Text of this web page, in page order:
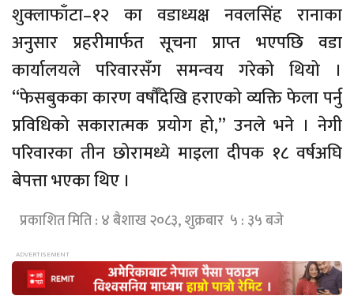
शुक्लाफाँटा–१२ का वडाध्यक्ष नवलसिंह रानाका
अनुसार प्रहरीमार्फत सूचना प्राप्त भएपछि वडा
कार्यालयले परिवारसँग समन्वय गरेको थियो ।
“फेसबुकका कारण वर्षौँदेखि हराएको व्यक्ति फेला पर्नु
प्रविधिको सकारात्मक प्रयोग हो,” उनले भने । नेगी
परिवारका तीन छोरामध्ये माइला दीपक १८ वर्षअघि
बेपत्ता भएका थिए ।
प्रकाशित मिति : ४ बैशाख २०८३, शुक्रबार ५ : ३५ बजे